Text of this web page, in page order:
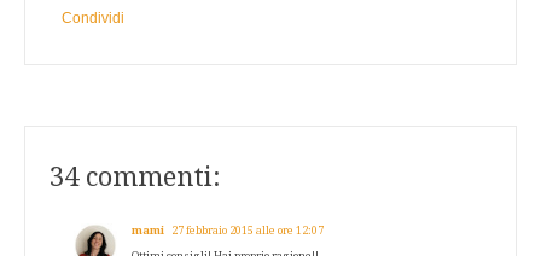
Condividi
34 commenti:
mami 27 febbraio 2015 alle ore 12:07